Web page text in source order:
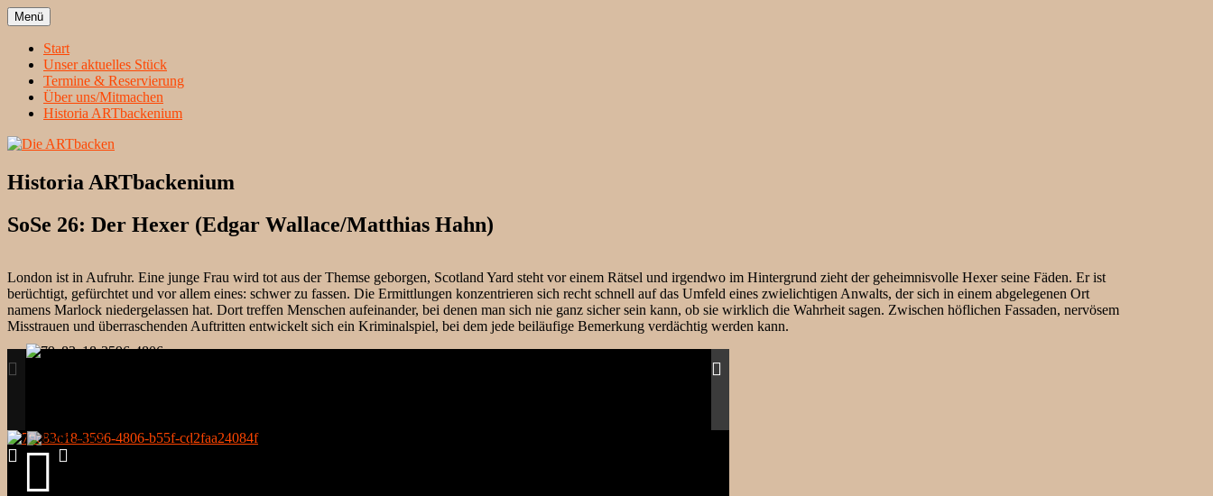
Zum
Inhalt
springen
Die ARTbacken
Menü
Start
Unser aktuelles Stück
Termine & Reservierung
Über uns/Mitmachen
Historia ARTbackenium
Historia ARTbackenium
SoSe 26: Der Hexer (Edgar Wallace/Matthias Hahn)
London ist in Aufruhr. Eine junge Frau wird tot aus der Themse geborgen, Scotland Yard steht vor einem Rätsel und irgendwo im Hintergrund zieht der geheimnisvolle Hexer seine Fäden. Er ist
berüchtigt, gefürchtet und vor allem eines: schwer zu fassen. Die Ermittlungen konzentrieren sich recht schnell auf das Umfeld eines zwielichtigen Anwalts, der sich in einem abgelegenen Ort
namens Marlock niedergelassen hat. Dort treffen Menschen aufeinander, bei denen man sich nie ganz sicher sein kann, ob sie wirklich die Wahrheit sagen. Zwischen höflichen Fassaden, nervösem
Misstrauen und überraschenden Auftritten entwickelt sich ein Kriminalspiel, bei dem jede beiläufige Bemerkung verdächtig werden kann.